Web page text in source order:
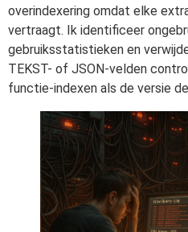
overindexering omdat elke
vertraagt. Ik identificeer
gebruiksstatistieken en
TEKST- of JSON-velden
functie-indexen als de versie